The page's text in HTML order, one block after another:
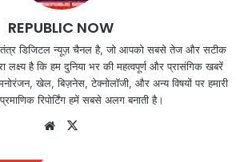
REPUBLIC NOW
डिजिटल न्यूज़ चैनल है, जो आपको सबसे तेज और सटीक
लक्ष्य है कि हम दुनिया भर की महत्वपूर्ण और प्रासंगिक खबरें
खेल, बिज़नेस, टेक्नोलॉजी, और अन्य विषयों पर हमारी
रिपोर्टिंग हमें सबसे अलग बनाती है।
Website